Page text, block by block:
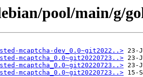
pool/main/g/
mcaptcha-dev_0.0~git2022..>
mcaptcha_0.0~git20220723..>
mcaptcha_0.0~git20220723..>
mcaptcha_0.0~git20220723..>